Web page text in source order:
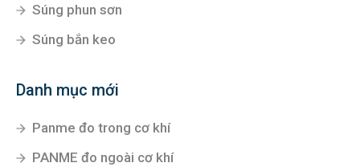
Súng phun sơn
Súng bắn keo
Danh mục mới
Panme đo trong cơ khí
PANME đo ngoài cơ khí